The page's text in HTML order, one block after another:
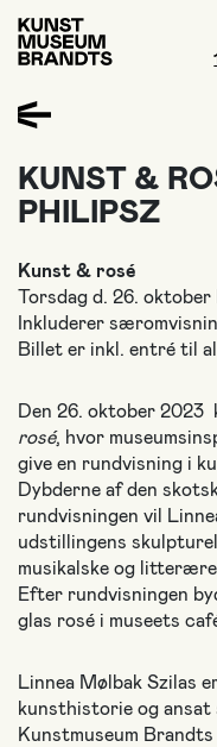
KUNST &
PHILIPSZ
Kunst & rosé
Torsdag d. 26. oktober
Inkluderer
Billet er inkl. entré til
Den 26. oktober 2023
rosé, hvor
give en rundvisning i
Dybderne af den
rundvisningen vil
udstillingens
musikalske og
Efter rundvisningen
glas rosé i museets
Linnea Mølbak Szilas
kunsthistorie og ansat
Kunstmuseum